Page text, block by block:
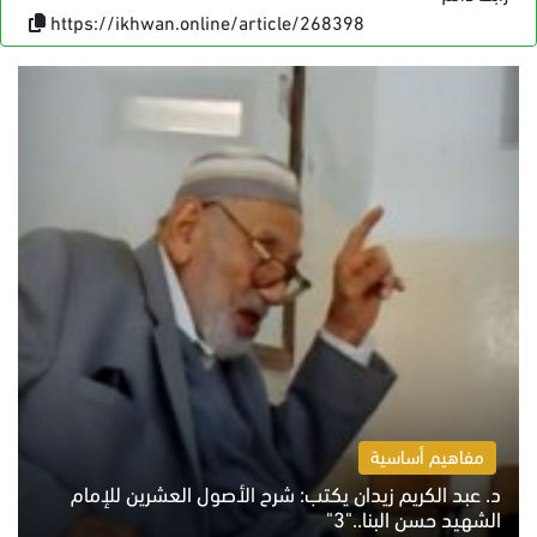
https://ikhwan.online/article/268398
مفاهيم أساسية
د. عبد الكريم زيدان يكتب: شرح الأصول العشرين للإمام
الشهيد حسن البنا.."3"